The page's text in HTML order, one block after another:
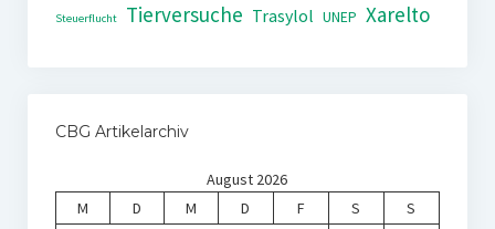
Steuerflucht Tierversuche Trasylol UNEP Xarelto
CBG Artikelarchiv
August 2026
M
D M D F S
S